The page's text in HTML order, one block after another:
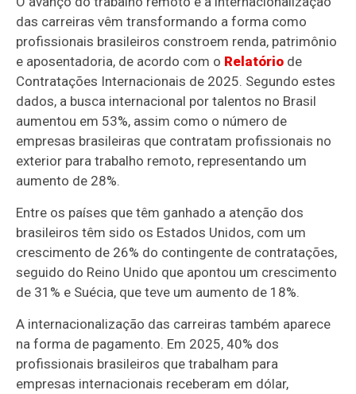
das carreiras vêm transformando a forma como
profissionais brasileiros constroem renda, patrimônio
e aposentadoria, de acordo com o Relatório de
Contratações Internacionais de 2025. Segundo estes
dados, a busca internacional por talentos no Brasil
aumentou em 53%, assim como o número de
empresas brasileiras que contratam profissionais no
exterior para trabalho remoto, representando um
aumento de 28%.
Entre os países que têm ganhado a atenção dos
brasileiros têm sido os Estados Unidos, com um
crescimento de 26% do contingente de contratações,
seguido do Reino Unido que apontou um crescimento
de 31% e Suécia, que teve um aumento de 18%.
A internacionalização das carreiras também aparece
na forma de pagamento. Em 2025, 40% dos
profissionais brasileiros que trabalham para
empresas internacionais receberam em dólar,